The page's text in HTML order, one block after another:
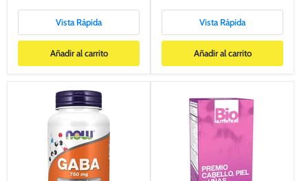
Vista Rápida
Añadir al carrito
Vista Rápida
Añadir al carrito